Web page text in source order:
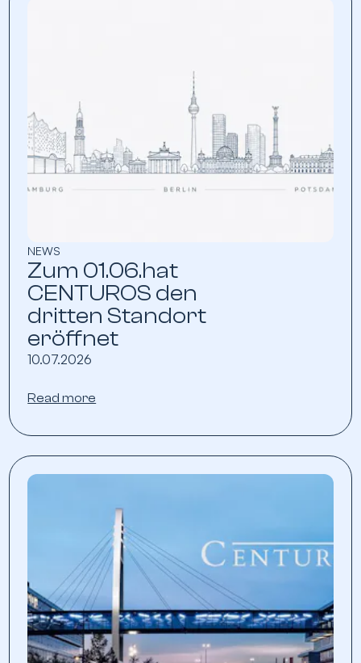
NEWS
Zum 01.06.hat
CENTUROS den
dritten Standort
eröffnet
10.07.2026
Read more